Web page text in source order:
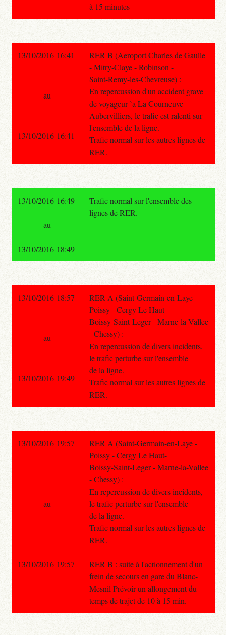
à 15 minutes
13/10/2016 16:41
RER B (Aeroport Charles de Gaulle
- Mitry-Claye - Robinson -
Saint-Remy-les-Chevreuse) :
En repercussion d'un accident grave
de voyageur `a La Courneuve
Aubervilliers, le trafic est ralenti sur
l'ensemble de la ligne.
Trafic normal sur les autres lignes de
RER.
au
13/10/2016 16:41
13/10/2016 16:49
Trafic normal sur l'ensemble des
lignes de RER.
au
13/10/2016 18:49
13/10/2016 18:57
RER A (Saint-Germain-en-Laye -
Poissy - Cergy Le Haut-
Boissy-Saint-Leger - Marne-la-Vallee
- Chessy) :
En repercussion de divers incidents,
le trafic perturbe sur l'ensemble
de la ligne.
Trafic normal sur les autres lignes de
RER.
au
13/10/2016 19:49
13/10/2016 19:57
RER A (Saint-Germain-en-Laye -
Poissy - Cergy Le Haut-
Boissy-Saint-Leger - Marne-la-Vallee
- Chessy) :
En repercussion de divers incidents,
le trafic perturbe sur l'ensemble
de la ligne.
Trafic normal sur les autres lignes de
RER.
RER B : suite à l'actionnement d'un
frein de secours en gare du Blanc-
Mesnil Prévoir un allongement du
temps de trajet de 10 à 15 min.
au
13/10/2016 19:57